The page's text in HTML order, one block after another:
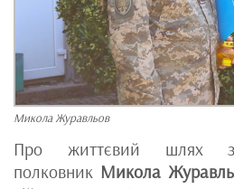
Микола Журавльов
Про життєвий шлях
полковник Микола